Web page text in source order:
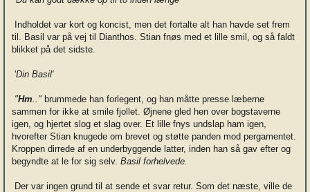
Indholdet var kort og koncist, men det fortalte alt han havde set frem
til. Basil var på vej til Dianthos. Stian fnøs med et lille smil, og så faldt
blikket på det sidste.
'Din Basil'
"Hm .." brummede han forlegent, og han måtte presse læberne
sammen for ikke at smile fjollet. Øjnene gled hen over bogstaverne
igen, og hjertet slog et slag over. Et lille fnys undslap ham igen,
hvorefter Stian knugede om brevet og støtte panden mod pergamentet.
Kroppen dirrede af en underbyggende latter, inden han så gav efter og
begyndte at le for sig selv. Basil forhelvede.
Der var ingen grund til at sende et svar retur. Som det næste, ville de